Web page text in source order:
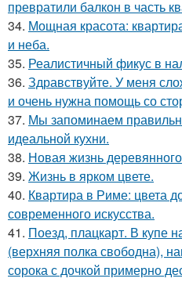
превратили балкон в часть
34. Мощная красота:
и неба.
35. Реалистичный фикус в
36. Здравствуйте. У меня
и очень нужна помощь со
37. Мы запоминаем
идеальной кухни.
38. Новая жизнь
39. Жизнь в ярком цвете.
40. Квартира в Риме: цвета
современного искусства.
41. Поезд, плацкарт. В купе
(верхняя полка свободна),
сорока с дочкой примерно